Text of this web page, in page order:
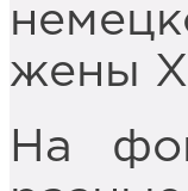
жены
На